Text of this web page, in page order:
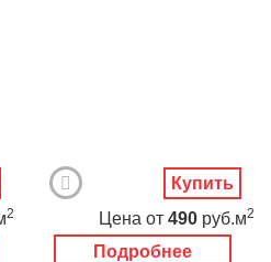
2
Подробнее
Цена от 490 руб.м2
Купить